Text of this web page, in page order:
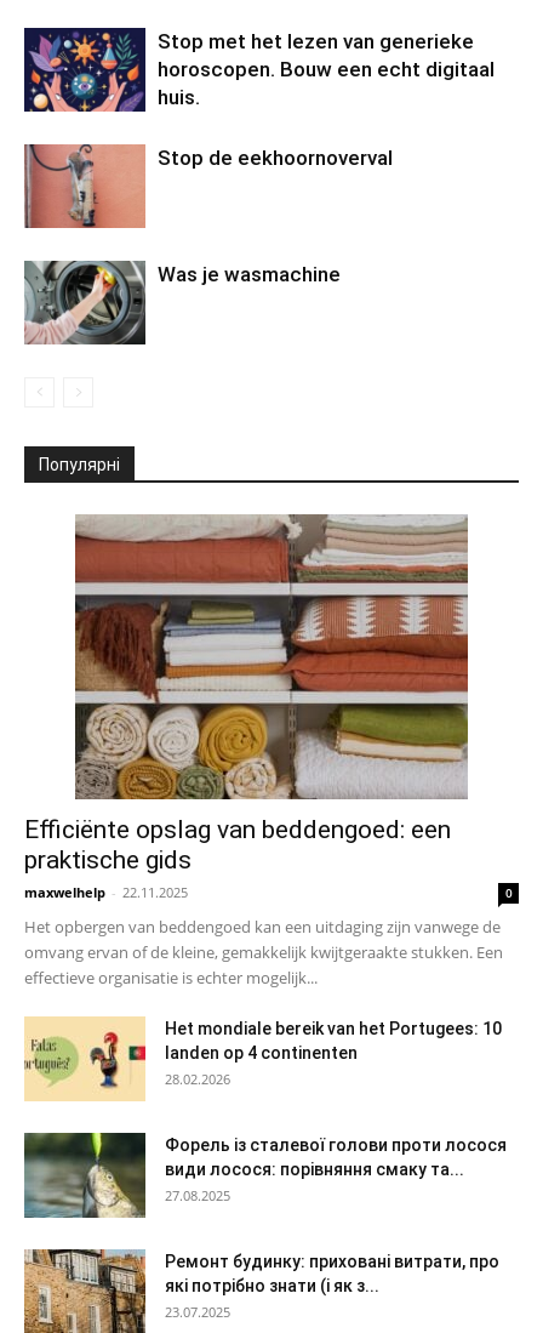
Stop met het lezen van generieke
horoscopen. Bouw een echt digitaal
huis.
Stop de eekhoornoverval
Was je wasmachine
Популярні
Efficiënte opslag van beddengoed: een
praktische gids
maxwelhelp - 22.11.2025 0
Het opbergen van beddengoed kan een uitdaging zijn vanwege de
omvang ervan of de kleine, gemakkelijk kwijtgeraakte stukken. Een
effectieve organisatie is echter mogelijk...
Het mondiale bereik van het Portugees: 10
landen op 4 continenten
28.02.2026
Форель із сталевої голови проти лосося
види лосося: порівняння смаку та...
27.08.2025
Ремонт будинку: приховані витрати, про
які потрібно знати (і як з...
23.07.2025